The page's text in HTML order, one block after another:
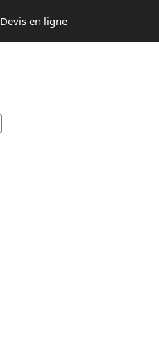
Devis en ligne